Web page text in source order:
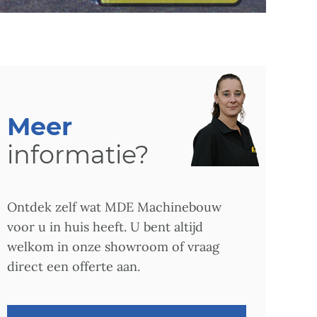
Meer
informatie?
Ontdek zelf wat MDE Machinebouw
voor u in huis heeft. U bent altijd
welkom in onze showroom of vraag
direct een offerte aan.